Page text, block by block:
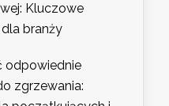
Kluczowe
branży
odpowiednie
zgrzewania: